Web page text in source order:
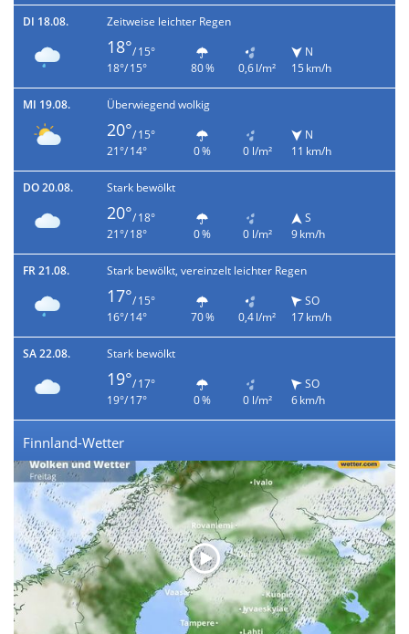
DI 18.08. Zeitweise leichter Regen
18°/ 15°
18°/ 15°
80 % 0,6 l/m²
N
15 km/h
MI 19.08. Überwiegend wolkig
20°/ 15°
21°/ 14°
0 % 0 l/m²
N
11 km/h
DO 20.08. Stark bewölkt
20°/ 18°
21°/ 18°
0 % 0 l/m²
S
9 km/h
FR 21.08. Stark bewölkt, vereinzelt leichter Regen
17°/ 15°
16°/ 14°
70 % 0,4 l/m²
SO
17 km/h
SA 22.08. Stark bewölkt
19°/ 17°
19°/ 17°
0 % 0 l/m²
SO
6 km/h
Finnland-Wetter